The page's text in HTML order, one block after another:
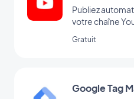
Publiez
votre chaîne
GoodBarber.
Gratuit
Google Tag